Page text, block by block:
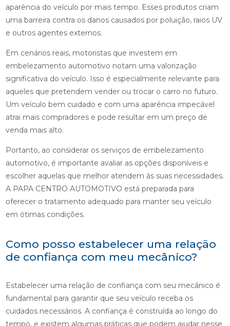
aparência do veículo por mais tempo. Esses produtos criam
uma barreira contra os danos causados por poluição, raios UV
e outros agentes externos.
Em cenários reais, motoristas que investem em
embelezamento automotivo notam uma valorização
significativa do veículo. Isso é especialmente relevante para
aqueles que pretendem vender ou trocar o carro no futuro.
Um veículo bem cuidado e com uma aparência impecável
atrai mais compradores e pode resultar em um preço de
venda mais alto.
Portanto, ao considerar os serviços de embelezamento
automotivo, é importante avaliar as opções disponíveis e
escolher aquelas que melhor atendem às suas necessidades.
A PAPA CENTRO AUTOMOTIVO está preparada para
oferecer o tratamento adequado para manter seu veículo
em ótimas condições.
Como posso estabelecer uma relação
de confiança com meu mecânico?
Estabelecer uma relação de confiança com seu mecânico é
fundamental para garantir que seu veículo receba os
cuidados necessários. A confiança é construída ao longo do
tempo, e existem algumas práticas que podem ajudar nesse